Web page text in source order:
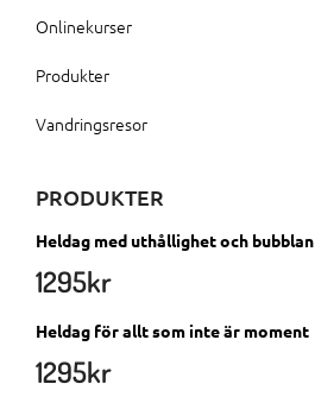
Onlinekurser
Produkter
Vandringsresor
PRODUKTER
Heldag med uthållighet och bubblan
1295kr
Heldag för allt som inte är moment
1295kr